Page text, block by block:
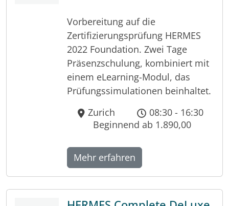
Vorbereitung auf die
Zertifizierungsprüfung HERMES
2022 Foundation. Zwei Tage
Präsenzschulung, kombiniert mit
einem eLearning-Modul, das
Prüfungssimulationen beinhaltet.
Zurich
08:30 - 16:30
Beginnend ab 1.890,00
Mehr erfahren
Lëtzebuergesch
Login